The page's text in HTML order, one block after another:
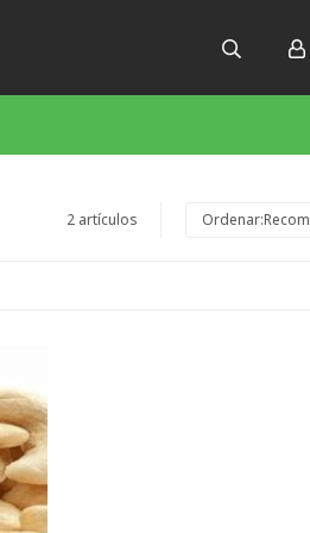
2 artículos